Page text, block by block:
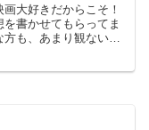
大好きだからこそ！
を書かせてもらってま
も、あまり観ない方